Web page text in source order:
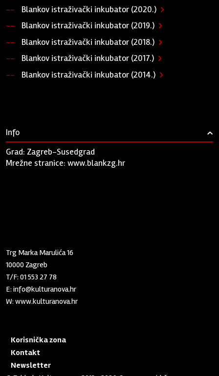
Blankov istraživački inkubator (2020.)
Blankov istraživački inkubator (2019.)
Blankov istraživački inkubator (2018.)
Blankov istraživački inkubator (2017.)
Blankov istraživački inkubator (2014.)
Info ›
Grad: Zagreb-Susedgrad
Mrežne stranice:www.blankzg.hr
Trg Marka Marulića 16
10000 Zagreb
T/F:01 553 27 78
E:info@kulturanova.hr
W:www.kulturanova.hr
Korisnička zona
Kontakt
Newsletter